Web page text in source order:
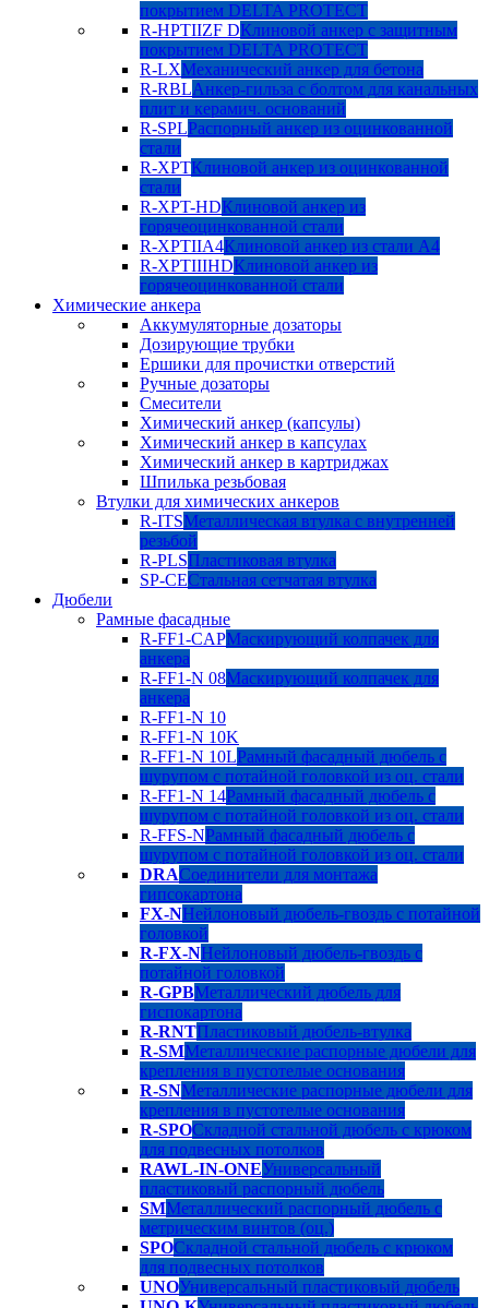
покрытием DELTA PROTECT
R-HPTIIZF DКлиновой анкер с защитным
покрытием DELTA PROTECT
R-LXМеханический анкер для бетона
R-RBLАнкер-гильза с болтом для канальных
плит и керамич. оснований
R-SPLРаспорный анкер из оцинкованной
стали
R-XPTКлиновой анкер из оцинкованной
стали
R-XPT-HDКлиновой анкер из
горячеоцинкованной стали
R-XPTIIA4Клиновой анкер из стали А4
R-XPTIIIHDКлиновой анкер из
горячеоцинкованной стали
Химические анкера
Аккумуляторные дозаторы
Дозирующие трубки
Ершики для прочистки отверстий
Ручные дозаторы
Смесители
Химический анкер (капсулы)
Химический анкер в капсулах
Химический анкер в картриджах
Шпилька резьбовая
Втулки для химических анкеров
R-ITSМеталлическая втулка с внутренней
резьбой
R-PLSПластиковая втулка
SP-CEСтальная сетчатая втулка
Дюбели
Рамные фасадные
R-FF1-CAPМаскирующий колпачек для
анкера
R-FF1-N 08Маскирующий колпачек для
анкера
R-FF1-N 10
R-FF1-N 10K
R-FF1-N 10LРамный фасадный дюбель с
шурупом с потайной головкой из оц. стали
R-FF1-N 14Рамный фасадный дюбель с
шурупом с потайной головкой из оц. стали
R-FFS-NРамный фасадный дюбель с
шурупом с потайной головкой из оц. стали
DRAСоединители для монтажа
гипсокартона
FX-NНейлоновый дюбель-гвоздь с потайной
головкой
R-FX-NНейлоновый дюбель-гвоздь с
потайной головкой
R-GPBМеталлический дюбель для
гиспокартона
R-RNTПластиковый дюбель-втулка
R-SMМеталлические распорные дюбели для
крепления в пустотелые основания
R-SNМеталлические распорные дюбели для
крепления в пустотелые основания
R-SPOСкладной стальной дюбель с крюком
для подвесных потолков
RAWL-IN-ONEУниверсальный
пластиковый распорный дюбель
SMМеталлический распорный дюбель с
метрическим винтов (оц.)
SPOСкладной стальной дюбель с крюком
для подвесных потолков
UNOУниверсальный пластиковый дюбель